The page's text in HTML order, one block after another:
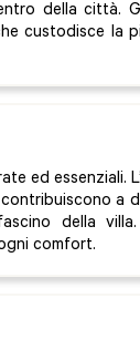
della città.
custodisce la
ed essenziali.
a
della
comfort.